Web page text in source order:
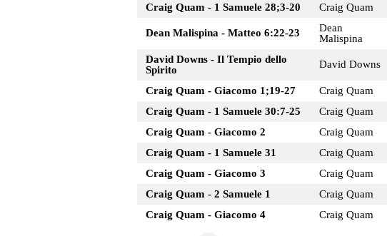
Craig Quam - 1 Samuele 28;3-20 Craig Quam
Dean Malispina - Matteo 6:22-23
Dean
Malispina
David Downs - Il Tempio dello
Spirito
David Downs
Craig Quam - Giacomo 1;19-27 Craig Quam
Craig Quam - 1 Samuele 30:7-25
Craig Quam
Craig Quam - Giacomo 2
Craig Quam
Craig Quam - 1 Samuele 31
Craig Quam
Craig Quam - Giacomo 3
Craig Quam
Craig Quam - 2 Samuele 1
Craig Quam
Craig Quam - Giacomo 4
Craig Quam